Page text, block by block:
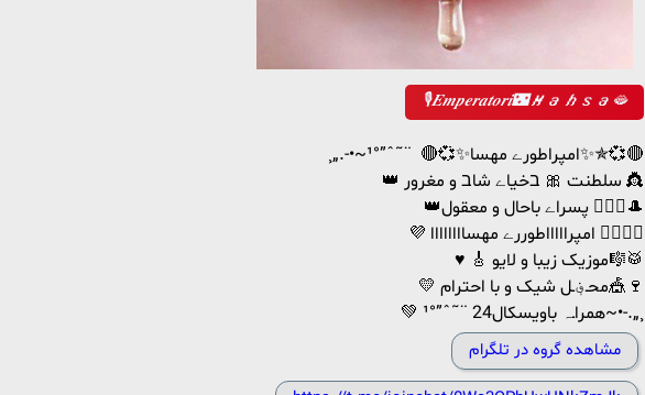
🎙𝑬𝒎𝒑𝒆𝒓𝒂𝒕𝒐𝒓𝒊🌃𝑴𝒂𝒉𝒔𝒂🫦
¸„.-•~¹°”ˆ˜¨ 🔴💞✨امپراطورے مهسا✨✯💞🔴
👑 سلطنت 🎀 בخیاے شاב و مغرور 👸
👑پسراے باحال و معقول 🙎🏻‍♂🎩
💜 امپراااااطوررے مهساااااااا 👩‍❤️‍💋‍👨
♥️ 🎸 موزیک زیبا و لایو🎼🥁
💛 محـ؋ـل شیک و با احترام🎪🍷
💚 همراـہ باویسکال24 ¨˜ˆ”°¹~•-.„¸
مشاهده گروه در تلگرام